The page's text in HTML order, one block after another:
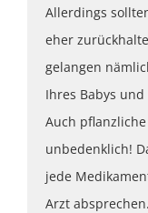
Allerdings
eher
gelangen
Ihres Babys
Auch
unbedenklich!
jede
Arzt